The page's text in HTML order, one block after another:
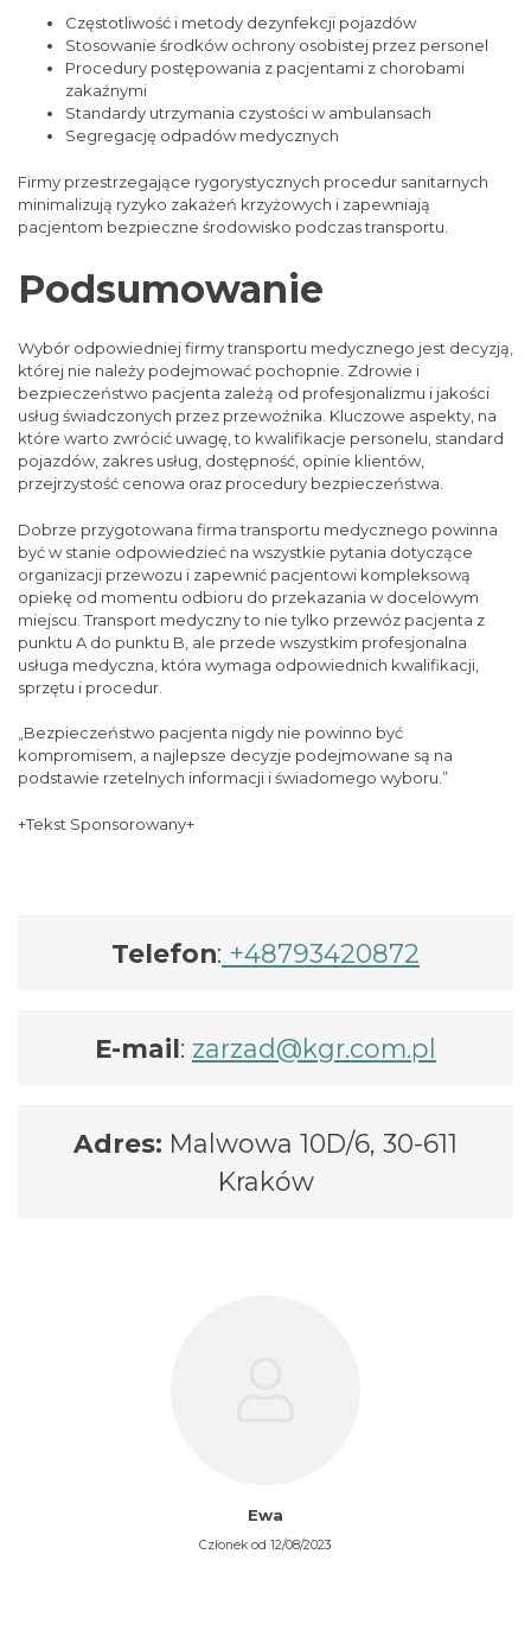
Częstotliwość i metody dezynfekcji pojazdów
Stosowanie środków ochrony osobistej przez personel
Procedury postępowania z pacjentami z chorobami
zakaźnymi
Standardy utrzymania czystości w ambulansach
Segregację odpadów medycznych
Firmy przestrzegające rygorystycznych procedur sanitarnych
minimalizują ryzyko zakażeń krzyżowych i zapewniają
pacjentom bezpieczne środowisko podczas transportu.
Podsumowanie
Wybór odpowiedniej firmy transportu medycznego jest decyzją,
której nie należy podejmować pochopnie. Zdrowie i
bezpieczeństwo pacjenta zależą od profesjonalizmu i jakości
usług świadczonych przez przewoźnika. Kluczowe aspekty, na
które warto zwrócić uwagę, to kwalifikacje personelu, standard
pojazdów, zakres usług, dostępność, opinie klientów,
przejrzystość cenowa oraz procedury bezpieczeństwa.
Dobrze przygotowana firma transportu medycznego powinna
być w stanie odpowiedzieć na wszystkie pytania dotyczące
organizacji przewozu i zapewnić pacjentowi kompleksową
opiekę od momentu odbioru do przekazania w docelowym
miejscu. Transport medyczny to nie tylko przewóz pacjenta z
punktu A do punktu B, ale przede wszystkim profesjonalna
usługa medyczna, która wymaga odpowiednich kwalifikacji,
sprzętu i procedur.
„Bezpieczeństwo pacjenta nigdy nie powinno być
kompromisem, a najlepsze decyzje podejmowane są na
podstawie rzetelnych informacji i świadomego wyboru.”
+Tekst Sponsorowany+
Telefon: +48793420872
E-mail: zarzad@kgr.com.pl
Adres: Malwowa 10D/6, 30-611
Kraków
Ewa
Członek od 12/08/2023